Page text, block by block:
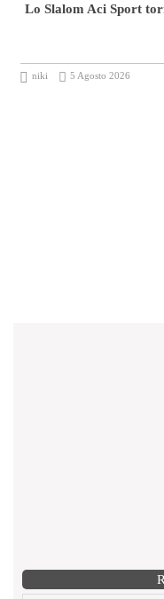
Lo Slalom Aci Sport
niki 5 Agosto 2026